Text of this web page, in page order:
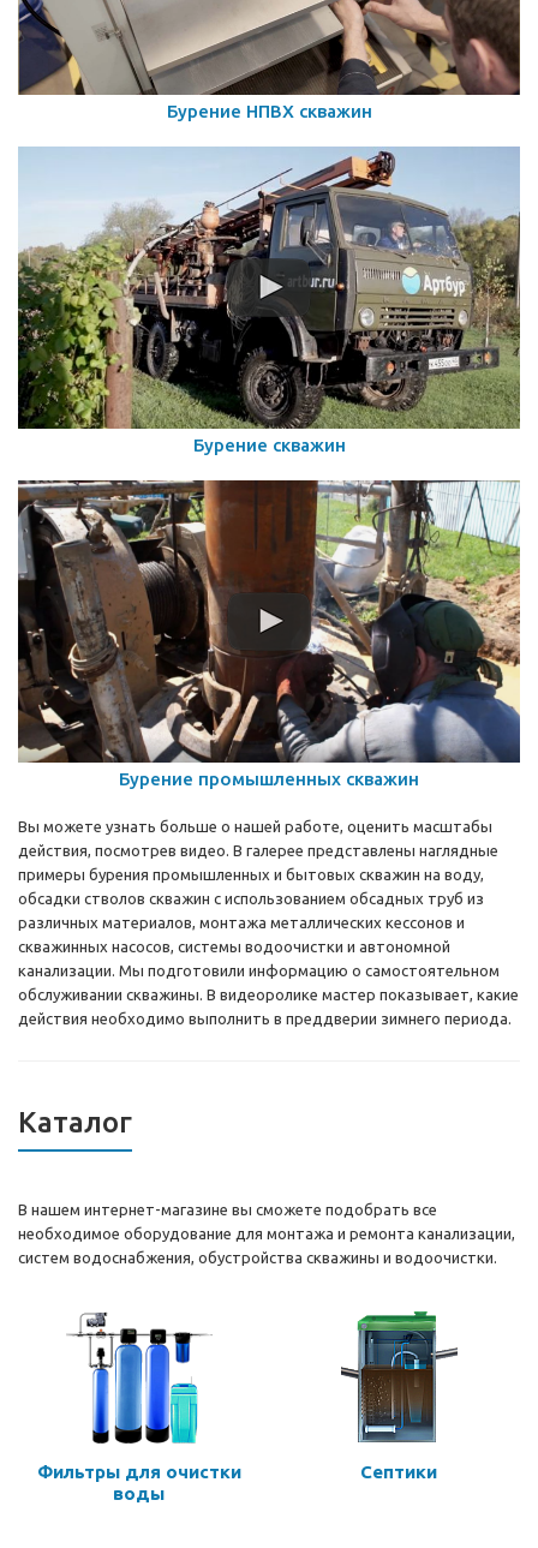
Бурение НПВХ скважин
Бурение скважин
Бурение промышленных скважин
Вы можете узнать больше о нашей работе, оценить масштабы
действия, посмотрев видео. В галерее представлены наглядные
примеры бурения промышленных и бытовых скважин на воду,
обсадки стволов скважин с использованием обсадных труб из
различных материалов, монтажа металлических кессонов и
скважинных насосов, системы водоочистки и автономной
канализации. Мы подготовили информацию о самостоятельном
обслуживании скважины. В видеоролике мастер показывает, какие
действия необходимо выполнить в преддверии зимнего периода.
Каталог
В нашем интернет-магазине вы сможете подобрать все
необходимое оборудование для монтажа и ремонта канализации,
систем водоснабжения, обустройства скважины и водоочистки.
Фильтры для очистки
воды
Септики